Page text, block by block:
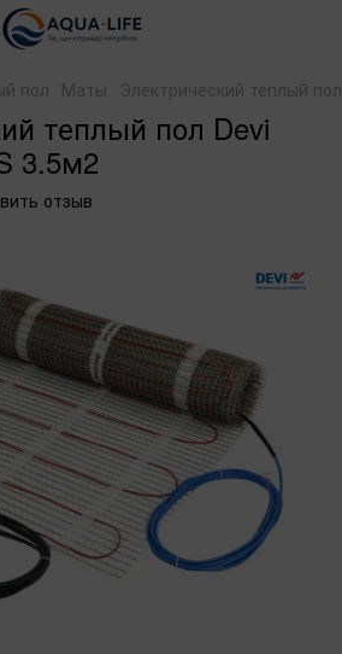
пол Маты Электрический теплый
теплый пол Devi
3.5м2
отзыв